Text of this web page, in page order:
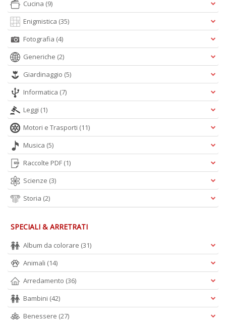
Cucina (9)
Enigmistica (35)
Fotografia (4)
Generiche (2)
Giardinaggio (5)
Informatica (7)
Leggi (1)
Motori e Trasporti (11)
Musica (5)
Raccolte PDF (1)
Scienze (3)
Storia (2)
SPECIALI & ARRETRATI
Album da colorare (31)
Animali (14)
Arredamento (36)
Bambini (42)
Benessere (27)